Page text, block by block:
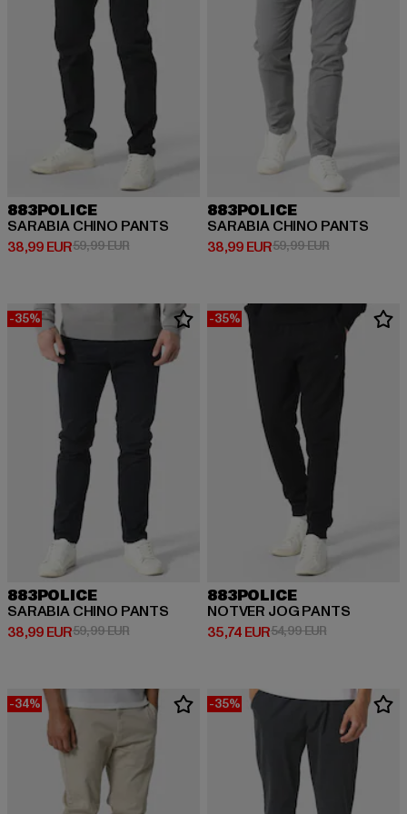
883POLICE
SARABIA CHINO PANTS
38,99 EUR
Derzeitiger Preis: 38,99 EUR
59,99 EURAktionspreis: 59,99 EUR
883POLICE
SARABIA CHINO PANTS
38,99 EUR
Derzeitiger Preis: 38,99 EUR
59,99 EURAktionspreis:
-35%
883POLICE
SARABIA CHINO PANTS
38,99 EUR
Derzeitiger Preis: 38,99 EUR
59,99 EURAktionspreis: 59,99 EUR
-35%
883POLICE
NOTVER JOG PANTS
35,74 EUR
Derzeitiger Preis: 35,74 EUR
54,99 EURAktionspreis:
-34% -35%